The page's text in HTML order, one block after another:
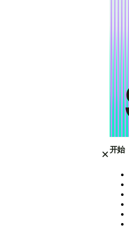
开始